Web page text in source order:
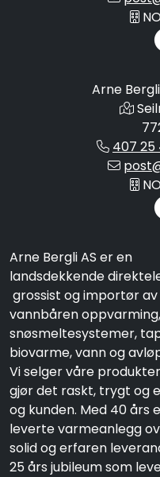
Arne
407 25
Arne Bergli AS er en
landsdekkende
grossist og importør
vannbåren
snøsmeltesystemer,
biovarme, vann og
Vi selger våre
gjør det raskt, trygt og
og kunden. Med 40 års
leverte varmeanlegg
solid og erfaren
25 års jubileum som